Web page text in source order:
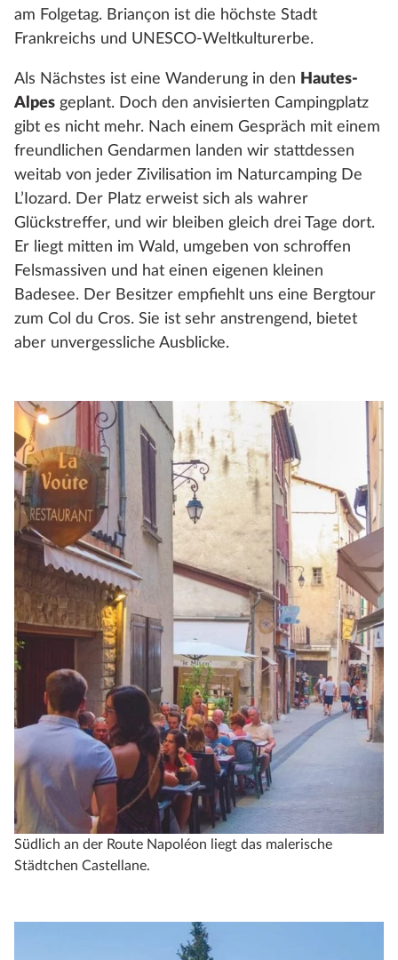
am Folgetag. Briançon ist die höchste Stadt
Frankreichs und UNESCO-Weltkulturerbe.
Als Nächstes ist eine Wanderung in den Hautes-
Alpes geplant. Doch den anvisierten Campingplatz
gibt es nicht mehr. Nach einem Gespräch mit einem
freundlichen Gendarmen landen wir stattdessen
weitab von jeder Zivilisation im Naturcamping De
L’Iozard. Der Platz erweist sich als wahrer
Glückstreffer, und wir bleiben gleich drei Tage dort.
Er liegt mitten im Wald, umgeben von schroffen
Felsmassiven und hat einen eigenen kleinen
Badesee. Der Besitzer empfiehlt uns eine Bergtour
zum Col du Cros. Sie ist sehr anstrengend, bietet
aber unvergessliche Ausblicke.
Südlich an der Route Napoléon liegt das malerische
Städtchen Castellane.